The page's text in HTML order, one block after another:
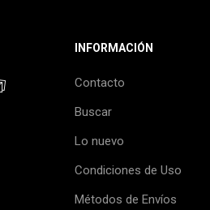
INFORMACIÓN
Contacto
Buscar
Lo nuevo
Condiciones de Uso
Métodos de Envíos